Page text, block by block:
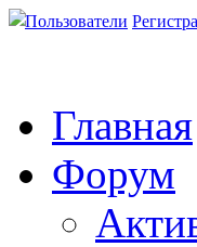
Пользователи
Главная
Форум